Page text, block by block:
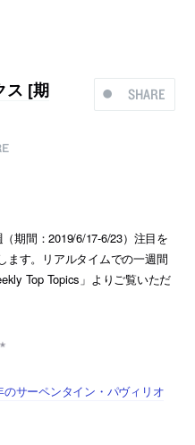
SHARE
ス [期
期間：2019/6/17-6/23）注目を
ます。リアルタイムでの一週間
Top Topics」よりご覧いただ
サーペンタイン・パヴィリオ